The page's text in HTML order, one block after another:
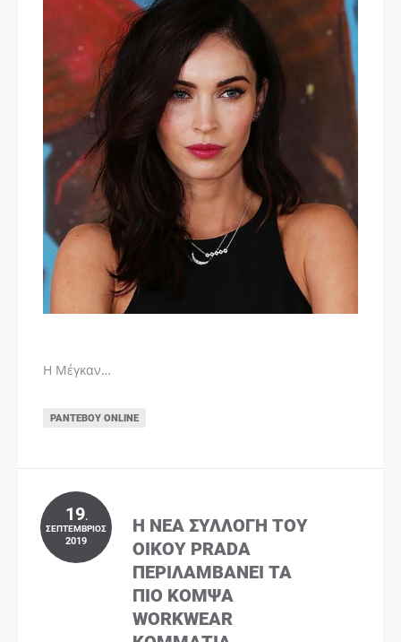
Η Μέγκαν…
ΡΑΝΤΕΒΟΎ ONLINE
19.
ΣΕΠΤΈΜΒΡΙΟΣ
2019
Η ΝΈΑ ΣΥΛΛΟΓΉ ΤΟΥ
ΟΊΚΟΥ PRADA
ΠΕΡΙΛΑΜΒΆΝΕΙ ΤΑ
ΠΙΟ ΚΟΜΨΆ
WORKWEAR